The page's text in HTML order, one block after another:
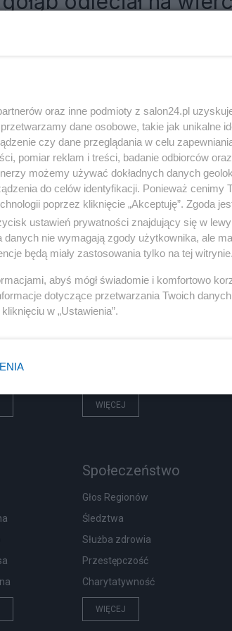
Centralny Port Komunikacyjny
Inwestycje
WIĘCEJ
Społeczeństwo
Głos Regionów
Śledztwa
Służba zdrowia
Przestępczość
Charytatywność
WIĘCEJ
oraz inne podmioty z salon24.pl
dane osobowe, takie jak unikalne
czy dane przeglądania w celu
pomiar reklam i treści, badanie odbiorców
możemy używać dokładnych danych
do celów identyfikacji. Ponieważ cenimy
poprzez kliknięcie „Akceptuję”. Zgoda
ustawień prywatności znajdujący się w
danych nie wymagają zgody użytkownika, ale
będą miały zastosowania tylko na tej witrynie.
abyś mógł świadomie i komfortowo
dotyczące przetwarzania Twoich
w „Ustawienia”.